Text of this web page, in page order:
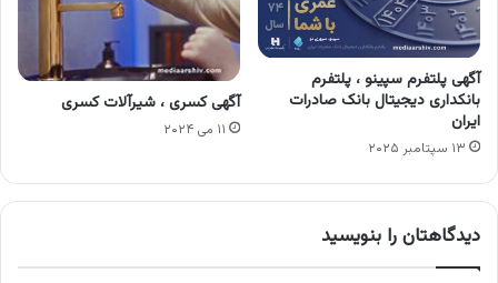
آگهی پلتفرم سپینو ، پلتفرم
بانکداری دیجیتال بانک صادرات
ایران
۱۳ سپتامبر ۲۰۲۵
آگهی کسری ، شیرآلات کسری
۱۱ می ۲۰۲۴
دیدگاهتان را بنویسید